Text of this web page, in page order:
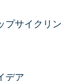
プサイクリン
デア